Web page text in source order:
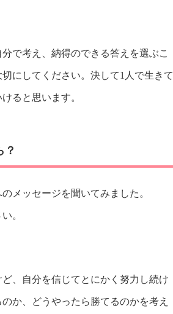
で考え、納得のできる答えを選ぶこ
にしてください。決して1人で生きて
ると思います。
？
メッセージを聞いてみました。
。
、自分を信じてとにかく努力し続け
か、どうやったら勝てるのかを考え